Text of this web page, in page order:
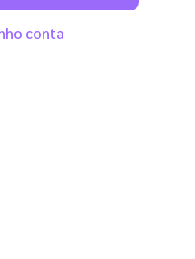
por mês
conta